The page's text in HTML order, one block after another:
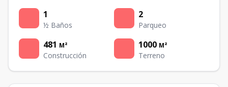
1
½ Baños
2
Parqueo
481 M²
Construcción
1000 M²
Terreno